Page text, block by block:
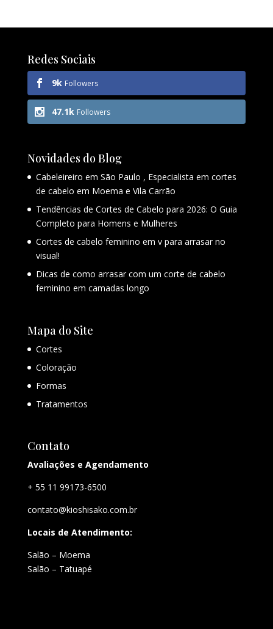
Redes Sociais
9k Followers
47.1k Followers
Novidades do Blog
Cabeleireiro em São Paulo , Especialista em cortes
de cabelo em Moema e Vila Carrão
Tendências de Cortes de Cabelo para 2026: O Guia
Completo para Homens e Mulheres
Cortes de cabelo feminino em v para arrasar no
visual!
Dicas de como arrasar com um corte de cabelo
feminino em camadas longo
Mapa do Site
Cortes
Coloração
Formas
Tratamentos
Contato
Avaliações e Agendamento
+ 55 11 99173-6500
contato@kioshisako.com.br
Locais de Atendimento:
Salão – Moema
Salão – Tatuapé